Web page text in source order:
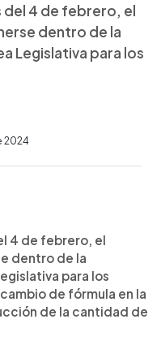
del 4 de febrero, el
dentro de la
Legislativa para los
2024
4 de febrero, el
dentro de la
para los
de fórmula en la
de la cantidad de